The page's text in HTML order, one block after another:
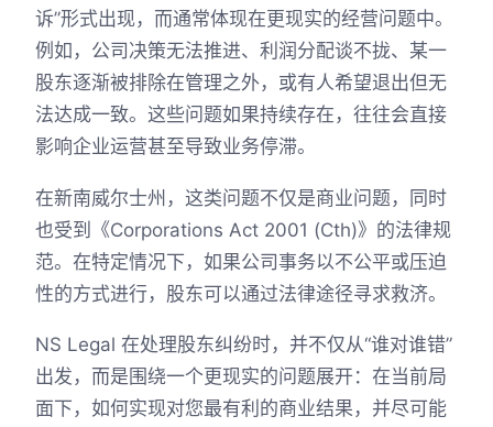
诉”形式出现，而通常体现在更现实的经营问题中。
例如，公司决策无法推进、利润分配谈不拢、某一
股东逐渐被排除在管理之外，或有人希望退出但无
法达成一致。这些问题如果持续存在，往往会直接
影响企业运营甚至导致业务停滞。
在新南威尔士州，这类问题不仅是商业问题，同时
也受到《Corporations Act 2001 (Cth)》的法律规
范。在特定情况下，如果公司事务以不公平或压迫
性的方式进行，股东可以通过法律途径寻求救济。
NS Legal 在处理股东纠纷时，并不仅从“谁对谁错”
出发，而是围绕一个更现实的问题展开：在当前局
面下，如何实现对您最有利的商业结果，并尽可能